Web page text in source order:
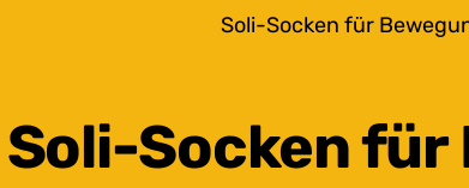
Soli-Socken für
Soli-Socken